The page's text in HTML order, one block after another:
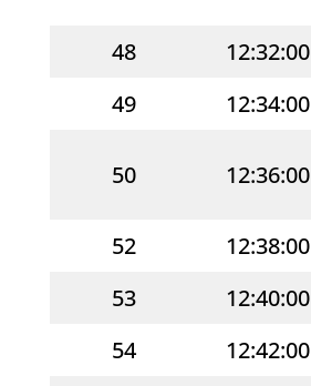
48 12:32:00
49
12:34:00
50 12:36:00
52 12:38:00
53
12:40:00
54
12:42:00